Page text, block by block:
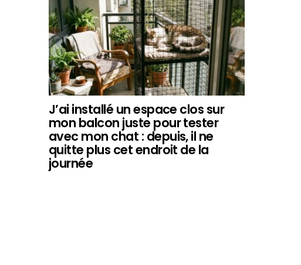
J’ai installé un espace clos sur
mon balcon juste pour tester
avec mon chat : depuis, il ne
quitte plus cet endroit de la
journée